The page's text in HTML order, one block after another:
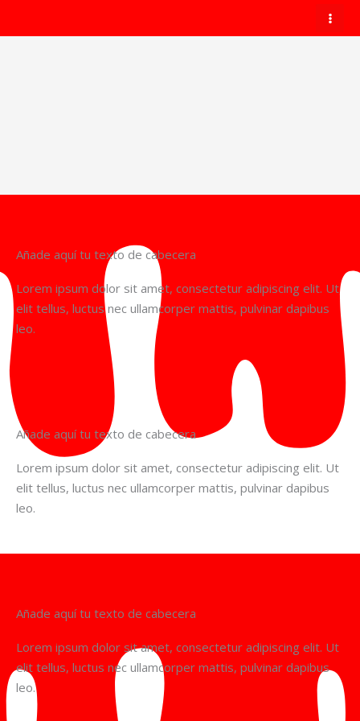
Añade aquí tu texto de cabecera
Lorem ipsum dolor sit amet, consectetur adipiscing elit. Ut
elit tellus, luctus nec ullamcorper mattis, pulvinar dapibus
leo.
Añade aquí tu texto de cabecera
Lorem ipsum dolor sit amet, consectetur adipiscing elit. Ut
elit tellus, luctus nec ullamcorper mattis, pulvinar dapibus
leo.
Añade aquí tu texto de cabecera
Lorem ipsum dolor sit amet, consectetur adipiscing elit. Ut
elit tellus, luctus nec ullamcorper mattis, pulvinar dapibus
leo.